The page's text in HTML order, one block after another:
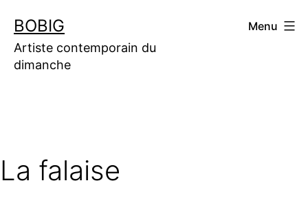
contenu
BOBIG
Artiste contemporain du
dimanche
Menu
La falaise